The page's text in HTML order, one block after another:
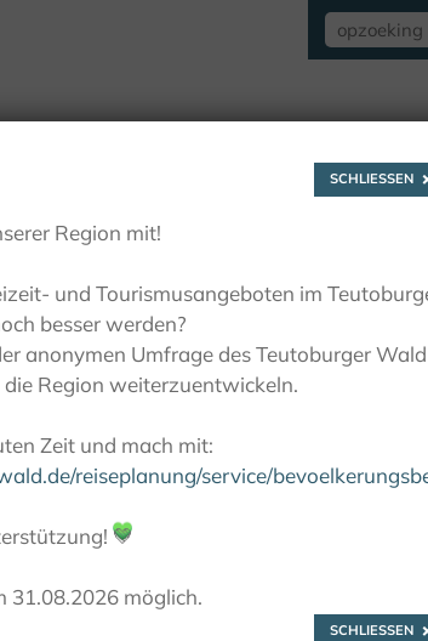
SCHLIESSEN
Region mit!
und Tourismusangeboten im
besser werden?
anonymen Umfrage des Teutoburger Wald
Region weiterzuentwickeln.
Zeit und mach mit:
reiseplanung/service/
💚
31.08.2026 möglich.
SCHLIESSEN